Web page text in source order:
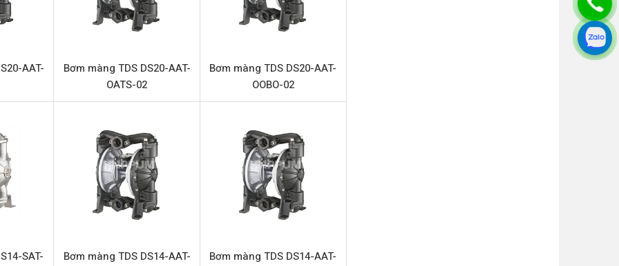
02
màng TDS DS06-SAT-TSTS-02, cung cấp cái nhìn tổng quan về khả
TDS DS06-SAT-TSTS-02
Bơm màng khí nén
TDS Đài Loan
Inox 316
8.3 bar
AAT-
Bơm màng TDS DS20-AAT-
OATS-02
Bơm màng TDS DS20-AAT-
OOBO-02
SAT-
Bơm màng TDS DS14-AAT-
Bơm màng TDS DS14-AAT-